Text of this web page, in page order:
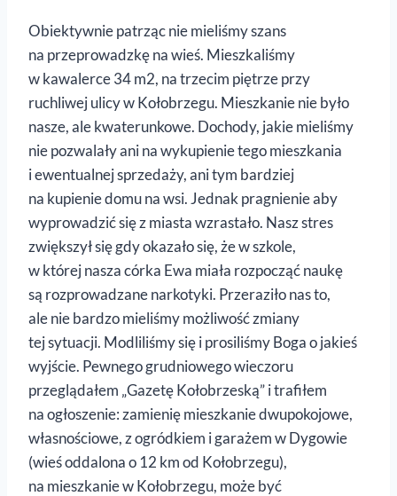
Obiektywnie patrząc nie mieliśmy szans
na przeprowadzkę na wieś. Mieszkaliśmy
w kawalerce 34 m2, na trzecim piętrze przy
ruchliwej ulicy w Kołobrzegu. Mieszkanie nie było
nasze, ale kwaterunkowe. Dochody, jakie mieliśmy
nie pozwalały ani na wykupienie tego mieszkania
i ewentualnej sprzedaży, ani tym bardziej
na kupienie domu na wsi. Jednak pragnienie aby
wyprowadzić się z miasta wzrastało. Nasz stres
zwiększył się gdy okazało się, że w szkole,
w której nasza córka Ewa miała rozpocząć naukę
są rozprowadzane narkotyki. Przeraziło nas to,
ale nie bardzo mieliśmy możliwość zmiany
tej sytuacji. Modliliśmy się i prosiliśmy Boga o jakieś
wyjście. Pewnego grudniowego wieczoru
przeglądałem „Gazetę Kołobrzeską” i trafiłem
na ogłoszenie: zamienię mieszkanie dwupokojowe,
własnościowe, z ogródkiem i garażem w Dygowie
(wieś oddalona o 12 km od Kołobrzegu),
na mieszkanie w Kołobrzegu, może być